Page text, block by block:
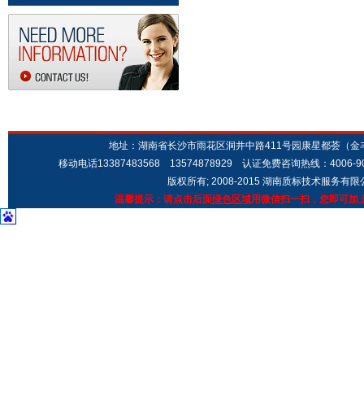
地址：湖南省长沙市雨花区洞井中路411号园康星都荟（
移动电话13387483568 13574878929 认证免费咨询热线：4006-
版权所有; 2008-2015 湖南质标技术服务有限
温馨提示：请点击后面绿色区域用微信扫一扫，您即可加